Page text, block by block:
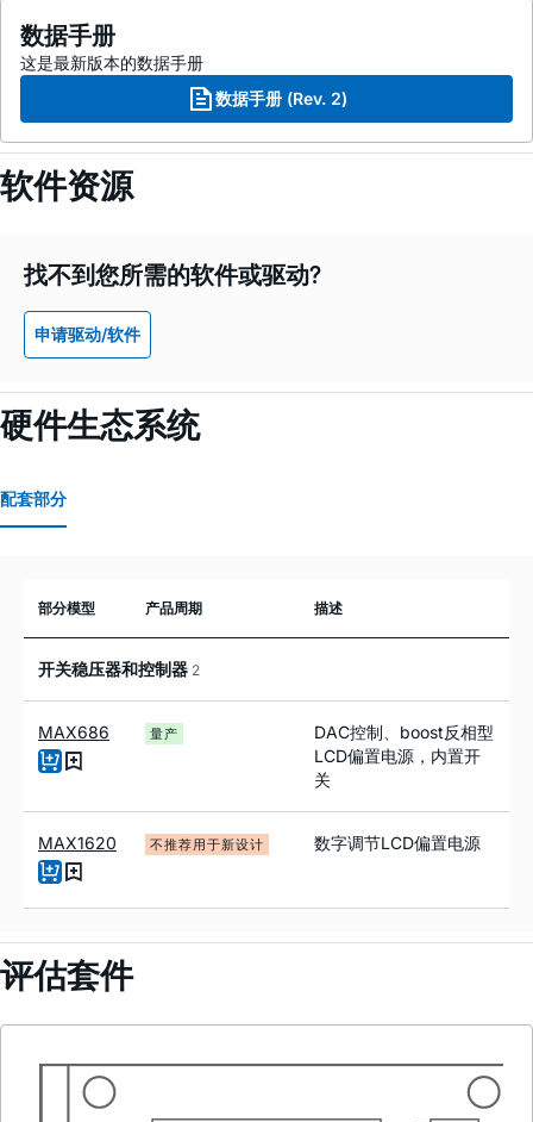
数据手册
这是最新版本的数据手册
数据手册 (Rev. 2)
软件资源
找不到您所需的软件或驱动?
申请驱动/软件
硬件生态系统
配套部分
部分模型 产品周期 描述
开关稳压器和控制器 2
MAX686 量产
DAC控制、boost反相型
LCD偏置电源，内置开
关
MAX1620 不推荐用于新设计 数字调节LCD偏置电源
评估套件